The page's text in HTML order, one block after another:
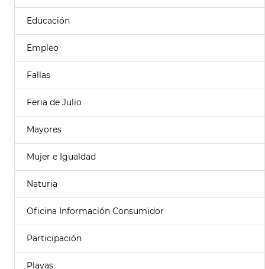
Educación
Empleo
Fallas
Feria de Julio
Mayores
Mujer e Igualdad
Naturia
Oficina Información Consumidor
Participación
Playas